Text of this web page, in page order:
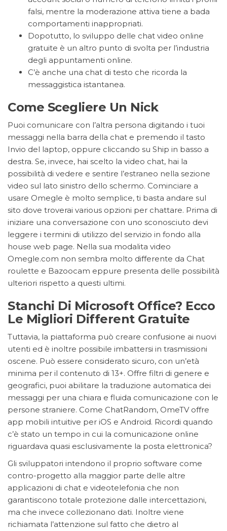
falsi, mentre la moderazione attiva tiene a bada
comportamenti inappropriati.
Dopotutto, lo sviluppo delle chat video online
gratuite è un altro punto di svolta per l’industria
degli appuntamenti online.
C’è anche una chat di testo che ricorda la
messaggistica istantanea.
Come Scegliere Un Nick
Puoi comunicare con l’altra persona digitando i tuoi
messaggi nella barra della chat e premendo il tasto
Invio del laptop, oppure cliccando su Ship in basso a
destra. Se, invece, hai scelto la video chat, hai la
possibilità di vedere e sentire l’estraneo nella sezione
video sul lato sinistro dello schermo. Cominciare a
usare Omegle è molto semplice, ti basta andare sul
sito dove troverai various opzioni per chattare. Prima di
iniziare una conversazione con uno sconosciuto devi
leggere i termini di utilizzo del servizio in fondo alla
house web page. Nella sua modalita video
Omegle.com non sembra molto differente da Chat
roulette e Bazoocam eppure presenta delle possibilità
ulteriori rispetto a questi ultimi.
Stanchi Di Microsoft Office? Ecco
Le Migliori Different Gratuite
Tuttavia, la piattaforma può creare confusione ai nuovi
utenti ed è inoltre possibile imbattersi in trasmissioni
oscene. Può essere considerato sicuro, con un’età
minima per il contenuto di 13+. Offre filtri di genere e
geografici, puoi abilitare la traduzione automatica dei
messaggi per una chiara e fluida comunicazione con le
persone straniere. Come ChatRandom, OmeTV offre
app mobili intuitive per iOS e Android. Ricordi quando
c’è stato un tempo in cui la comunicazione online
riguardava quasi esclusivamente la posta elettronica?
Gli sviluppatori intendono il proprio software come
contro-progetto alla maggior parte delle altre
applicazioni di chat e videotelefonia che non
garantiscono totale protezione dalle intercettazioni,
ma che invece collezionano dati. Inoltre viene
richiamata l’attenzione sul fatto che dietro al